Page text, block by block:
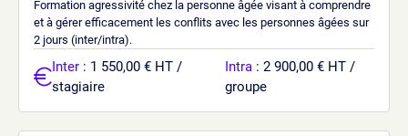
Formation agressivité chez la personne âgée visant à comprendre
et à gérer efficacement les conflits avec les personnes âgées sur
2 jours (inter/intra).
Inter : 1 550,00 € HT /
stagiaire
Intra : 2 900,00 € HT /
groupe